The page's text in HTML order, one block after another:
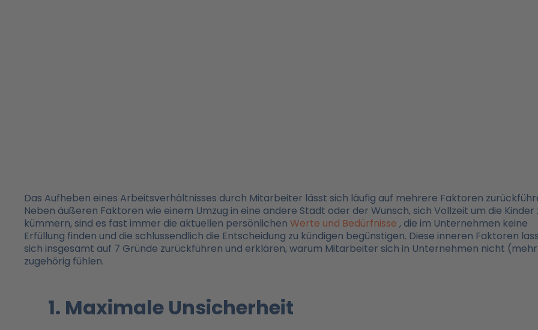
Das Aufheben eines Arbeitsverhältnisses durch Mitarbeiter lässt sich läufig auf mehrere Faktoren
Neben äußeren Faktoren wie einem Umzug in eine andere Stadt oder der Wunsch, sich Vollzeit um die Kinder
kümmern, sind es fast immer die aktuellen persönlichen Werte und Bedürfnisse , die im Unternehmen keine
Erfüllung finden und die schlussendlich die Entscheidung zu kündigen begünstigen. Diese inneren Faktoren
sich insgesamt auf 7 Gründe zurückführen und erklären, warum Mitarbeiter sich in Unternehmen nicht
zugehörig fühlen.
1. Maximale Unsicherheit